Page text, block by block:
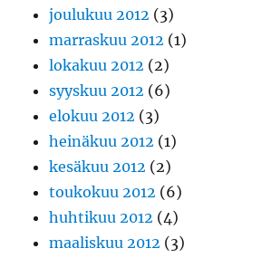
joulukuu 2012 (3)
marraskuu 2012 (1)
lokakuu 2012 (2)
syyskuu 2012 (6)
elokuu 2012 (3)
heinäkuu 2012 (1)
kesäkuu 2012 (2)
toukokuu 2012 (6)
huhtikuu 2012 (4)
maaliskuu 2012 (3)